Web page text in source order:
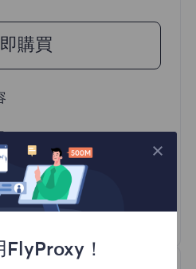
購買
FlyProxy！